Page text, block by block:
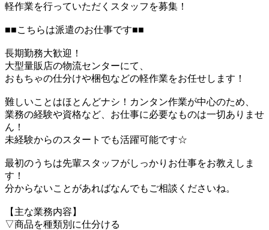
軽作業を行っていただくスタッフを募集！
■■こちらは派遣のお仕事です■■
長期勤務大歓迎！
大型量販店の物流センターにて、
おもちゃの仕分けや梱包などの軽作業をお任せします！
難しいことはほとんどナシ！カンタン作業が中心のため、
業務の経験や資格など、お仕事に必要なものは一切ありませ
ん！
未経験からのスタートでも活躍可能です☆
最初のうちは先輩スタッフがしっかりお仕事をお教えしま
す！
分からないことがあればなんでもご相談くださいね。
【主な業務内容】
▽商品を種類別に仕分ける